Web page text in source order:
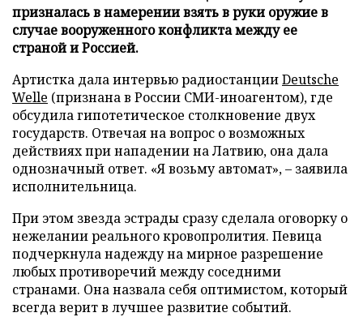
призналась в намерении взять в руки оружие в
случае вооруженного конфликта между ее
страной и Россией.
Артистка дала интервью радиостанцииDeutsche
Welle (признана в России СМИ-иноагентом), где
обсудила гипотетическое столкновение двух
государств. Отвечая на вопрос о возможных
действиях при нападении на Латвию, она дала
однозначный ответ. «Я возьму автомат», – заявила
исполнительница.
При этом звезда эстрады сразу сделала оговорку о
нежелании реального кровопролития. Певица
подчеркнула надежду на мирное разрешение
любых противоречий между соседними
странами. Она назвала себя оптимистом, который
всегда верит в лучшее развитие событий.